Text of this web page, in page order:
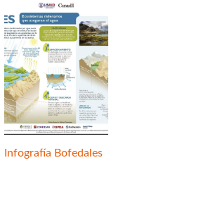
Infografía Bofedales